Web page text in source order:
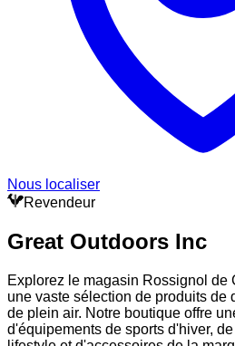
Nous localiser
Revendeur
Great Outdoors Inc
Explorez le magasin Rossignol de
une vaste sélection de produits de
de plein air. Notre boutique offre
d'équipements de sports d'hiver,